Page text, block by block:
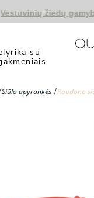
žiedų gamyba |
su
Siūlo apyrankės Raudono